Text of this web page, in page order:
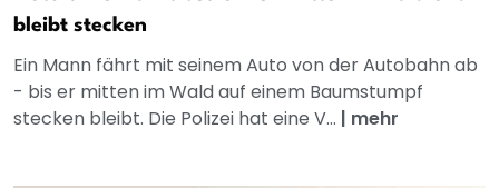
bleibt stecken
Ein Mann fährt mit seinem Auto von der Autobahn ab
- bis er mitten im Wald auf einem Baumstumpf
stecken bleibt. Die Polizei hat eine V... | mehr